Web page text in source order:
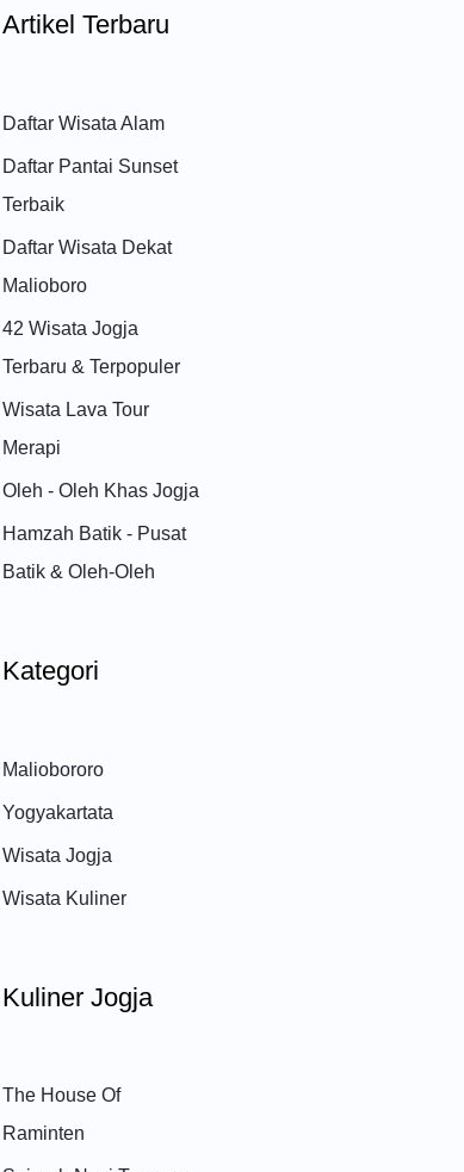
Artikel Terbaru
Daftar Wisata Alam
Daftar Pantai Sunset
Terbaik
Daftar Wisata Dekat
Malioboro
42 Wisata Jogja
Terbaru & Terpopuler
Wisata Lava Tour
Merapi
Oleh - Oleh Khas Jogja
Hamzah Batik - Pusat
Batik & Oleh-Oleh
Kategori
Maliobororo
Yogyakartata
Wisata Jogja
Wisata Kuliner
Kuliner Jogja
The House Of
Raminten